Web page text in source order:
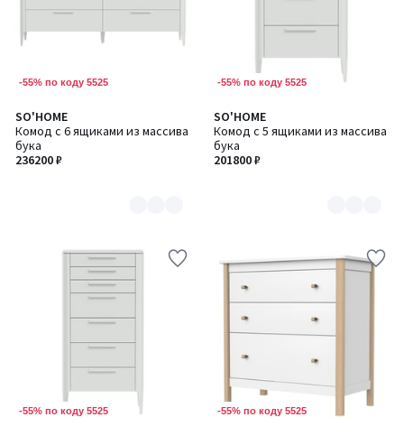
-55% по коду 5525
SO'HOME
Комод с 6 ящиками из массива
бука
236200 ₽
Количество
цветов:
6
-55% по коду 5525
SO'HOME
Комод с 5 ящиками из массива
бука
201800 ₽
Количество
цветов:
6
-55% по коду 5525 -55% по коду 5525